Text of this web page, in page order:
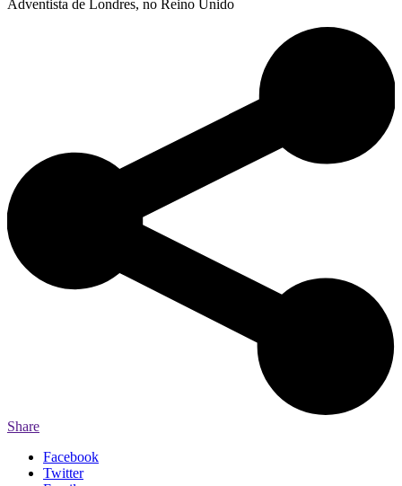
Adventista de Londres, no Reino Unido
Share
Facebook
Twitter